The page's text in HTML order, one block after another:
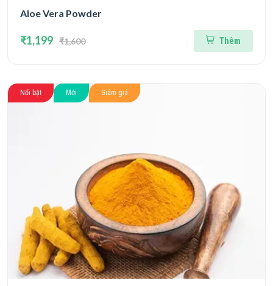
Aloe Vera Powder
₹1,199 ₹1,600 Thêm
Nổi bật Mới Giảm giá